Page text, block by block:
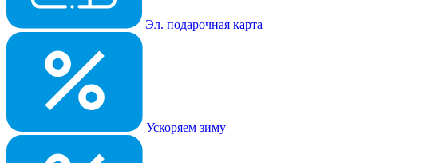
Эл. подарочная карта
Ускоряем зиму